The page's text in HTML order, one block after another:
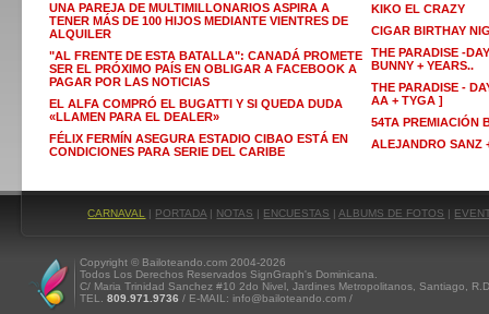
UNA PAREJA DE MULTIMILLONARIOS ASPIRA A
TENER MÁS DE 100 HIJOS MEDIANTE VIENTRES DE
ALQUILER
"AL FRENTE DE ESTA BATALLA": CANADÁ PROMETE
SER EL PRÓXIMO PAÍS EN OBLIGAR A FACEBOOK A
PAGAR POR LAS NOTICIAS
EL ALFA COMPRÓ EL BUGATTI Y SI QUEDA DUDA
«LLAMEN PARA EL DEALER»
FÉLIX FERMÍN ASEGURA ESTADIO CIBAO ESTÁ EN
CONDICIONES PARA SERIE DEL CARIBE
KIKO EL CRAZY
CIGAR BIRTHAY
THE PARADISE -
BUNNY + YEARS..
THE PARADISE -
AA + TYGA ]
54TA PREMIACIÓN
ALEJANDRO SANZ
CARNAVAL | PORTADA | NOTAS | ENCUESTAS |ALBUMS DE FOTOS |
Copyright © Bailoteando.com 2004-2026
Todos Los Derechos Reservados SignGraph's Dominicana.
C/ Maria Trinidad Sanchez #10 2do Nivel, Jardines Metropolitanos, Santiago, R.D
TEL. 809.971.9736 / E-MAIL: info@bailoteando.com /